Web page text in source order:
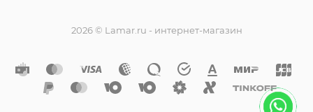
2026 © Lamar.ru - интернет-магазин